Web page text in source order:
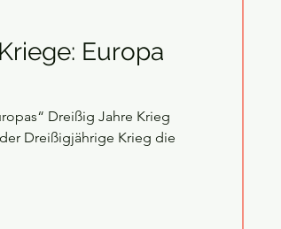
Europa
Krieg
Dreißigjährige Krieg die